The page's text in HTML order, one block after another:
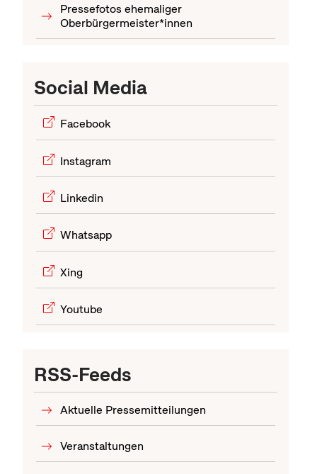
Pressefotos ehemaliger
Oberbürgermeister*innen
Social Media
Facebook
Instagram
Linkedin
Whatsapp
Xing
Youtube
RSS-Feeds
Aktuelle Pressemitteilungen
Veranstaltungen